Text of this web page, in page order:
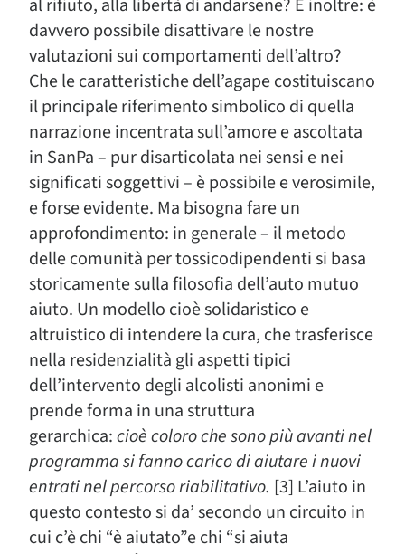
al rifiuto, alla libertà di andarsene? E inoltre: è
davvero possibile disattivare le nostre
valutazioni sui comportamenti dell’altro?
Che le caratteristiche dell’agape costituiscano
il principale riferimento simbolico di quella
narrazione incentrata sull’amore e ascoltata
in SanPa – pur disarticolata nei sensi e nei
significati soggettivi – è possibile e verosimile,
e forse evidente. Ma bisogna fare un
approfondimento: in generale – il metodo
delle comunità per tossicodipendenti si basa
storicamente sulla filosofia dell’auto mutuo
aiuto. Un modello cioè solidaristico e
altruistico di intendere la cura, che trasferisce
nella residenzialità gli aspetti tipici
dell’intervento degli alcolisti anonimi e
prende forma in una struttura
gerarchica:cioè coloro che sono più avanti nel
programma si fanno carico di aiutare i nuovi
entrati nel percorso riabilitativo. [3] L’aiuto in
questo contesto si da’ secondo un circuito in
cui c’è chi “è aiutato”e chi “si aiuta